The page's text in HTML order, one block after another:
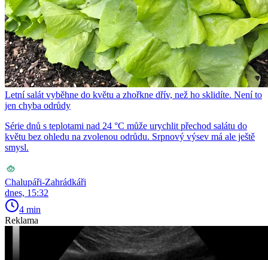
Letní salát vyběhne do květu a zhořkne dřív, než ho sklidíte. Není to
jen chyba odrůdy
Série dnů s teplotami nad 24 °C může urychlit přechod salátu do
květu bez ohledu na zvolenou odrůdu. Srpnový výsev má ale ještě
smysl.
Chalupáři-Zahrádkáři
dnes, 15:32
4 min
Reklama